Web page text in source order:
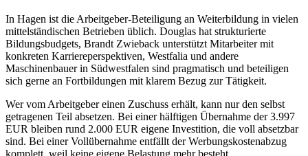
In Hagen ist die Arbeitgeber-Beteiligung an Weiterbildung in vielen
mittelständischen Betrieben üblich. Douglas hat strukturierte
Bildungsbudgets, Brandt Zwieback unterstützt Mitarbeiter mit
konkreten Karriereperspektiven, Westfalia und andere
Maschinenbauer in Südwestfalen sind pragmatisch und beteiligen
sich gerne an Fortbildungen mit klarem Bezug zur Tätigkeit.
Wer vom Arbeitgeber einen Zuschuss erhält, kann nur den selbst
getragenen Teil absetzen. Bei einer hälftigen Übernahme der 3.997
EUR bleiben rund 2.000 EUR eigene Investition, die voll absetzbar
sind. Bei einer Vollübernahme entfällt der Werbungskostenabzug